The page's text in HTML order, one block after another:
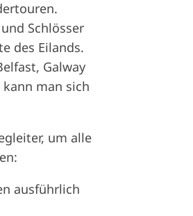
Schlösser
des Eilands.
Galway
man sich
um alle
ausführlich